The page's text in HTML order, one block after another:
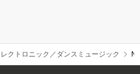
クトロニック／ダンスミュージック